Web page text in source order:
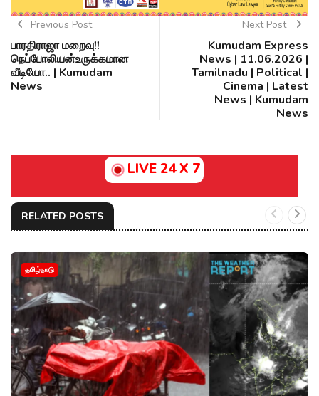
Previous Post
பாரதிராஜா மறைவு!!
நெப்போலியன்உருக்கமான
வீடியோ.. | Kumudam
News
Next Post
Kumudam Express
News | 11.06.2026 |
Tamilnadu | Political |
Cinema | Latest
News | Kumudam
News
LIVE 24 X 7
RELATED POSTS
தமிழ்நாடு